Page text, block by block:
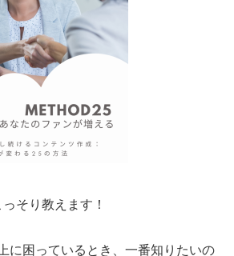
そり教えます！
に困っているとき、一番知りたいの